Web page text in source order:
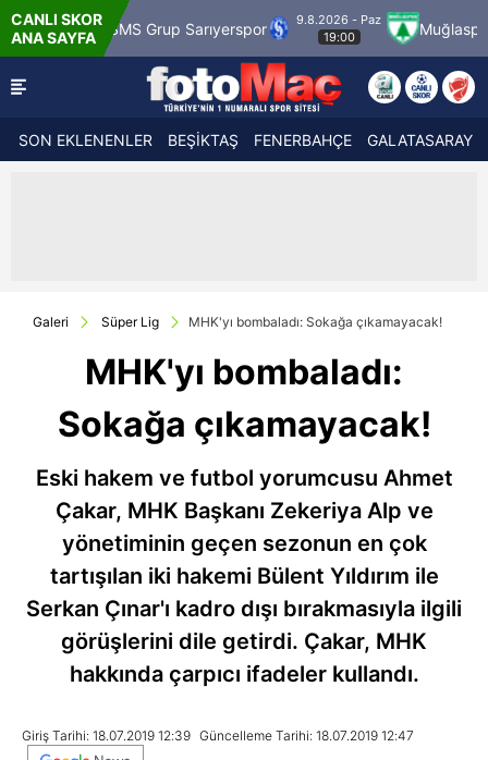
CANLI SKOR
ANA SAYFASMS Grup Sarıyerspor
9.8.2026 - Paz
19:00
Muğlaspor
SON EKLENENLER BEŞİKTAŞ FENERBAHÇE GALATASARAY
Galeri Süper Lig MHK'yı bombaladı: Sokağa çıkamayacak!
MHK'yı bombaladı:
Sokağa çıkamayacak!
Eski hakem ve futbol yorumcusu Ahmet
Çakar, MHK Başkanı Zekeriya Alp ve
yönetiminin geçen sezonun en çok
tartışılan iki hakemi Bülent Yıldırım ile
Serkan Çınar'ı kadro dışı bırakmasıyla ilgili
görüşlerini dile getirdi. Çakar, MHK
hakkında çarpıcı ifadeler kullandı.
Giriş Tarihi: 18.07.2019 12:39 Güncelleme Tarihi: 18.07.2019 12:47